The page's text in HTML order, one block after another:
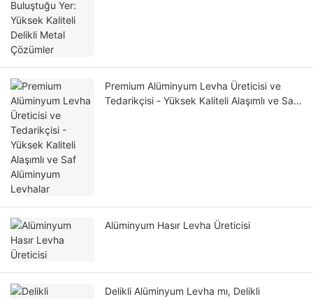
Premium Alüminyum Levha Üreticisi ve
Tedarikçisi - Yüksek Kaliteli Alaşımlı ve Saf
Alüminyum Hasır Levha Üreticisi
Delikli Alüminyum Levha mı, Delikli